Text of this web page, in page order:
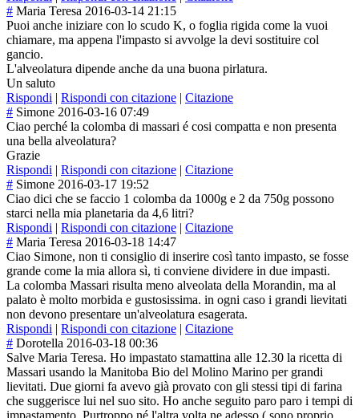
# Maria Teresa 2016-03-14 21:15
Puoi anche iniziare con lo scudo K, o foglia rigida come la vuoi
chiamare, ma appena l'impasto si avvolge la devi sostituire col
gancio.
L'alveolatura dipende anche da una buona pirlatura.
Un saluto
Rispondi | Rispondi con citazione | Citazione
# Simone 2016-03-16 07:49
Ciao perché la colomba di massari é cosi compatta e non presenta
una bella alveolatura?
Grazie
Rispondi | Rispondi con citazione | Citazione
# Simone 2016-03-17 19:52
Ciao dici che se faccio 1 colomba da 1000g e 2 da 750g possono
starci nella mia planetaria da 4,6 litri?
Rispondi | Rispondi con citazione | Citazione
# Maria Teresa 2016-03-18 14:47
Ciao Simone, non ti consiglio di inserire così tanto impasto, se fosse
grande come la mia allora sì, ti conviene dividere in due impasti.
La colomba Massari risulta meno alveolata della Morandin, ma al
palato è molto morbida e gustosissima. in ogni caso i grandi lievitati
non devono presentare un'alveolatura esagerata.
Rispondi | Rispondi con citazione | Citazione
# Dorotella 2016-03-18 00:36
Salve Maria Teresa. Ho impastato stamattina alle 12.30 la ricetta di
Massari usando la Manitoba Bio del Molino Marino per grandi
lievitati. Due giorni fa avevo già provato con gli stessi tipi di farina
che suggerisce lui nel suo sito. Ho anche seguito paro paro i tempi di